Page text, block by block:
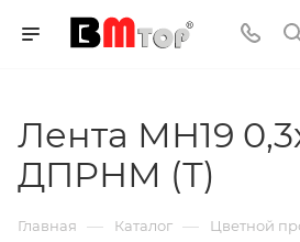
Лента МН19
ДПРНМ (Т)
Главная — Каталог — Цветной